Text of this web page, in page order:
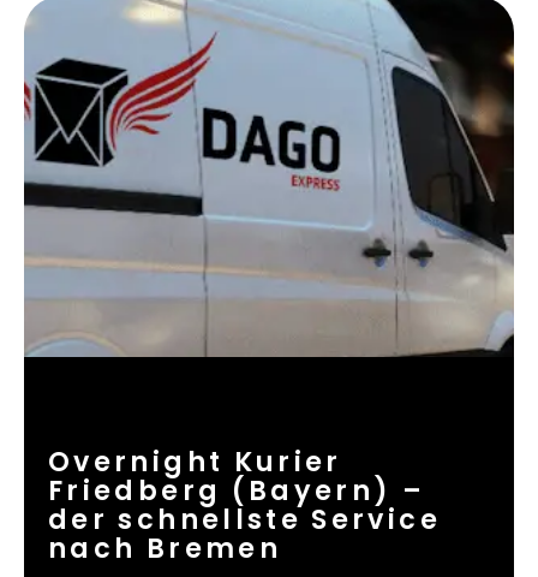
Overnight Kurier
Friedberg (Bayern) –
der schnellste Service
nach Bremen